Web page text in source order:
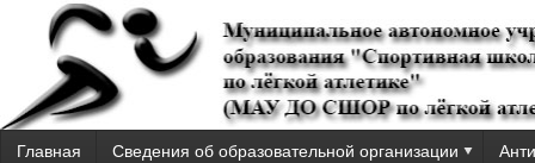
Главная Сведения об образовательной организации